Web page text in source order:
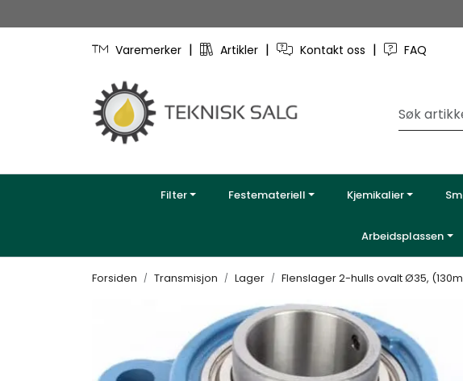
Varemerker | Artikler | Kontakt oss | FAQ
Filter Festemateriell Kjemikalier
Arbeidsplassen
Forsiden Transmisjon Lager Flenslager 2-hulls ovalt Ø35,